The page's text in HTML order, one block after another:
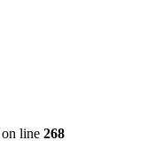
on line 268